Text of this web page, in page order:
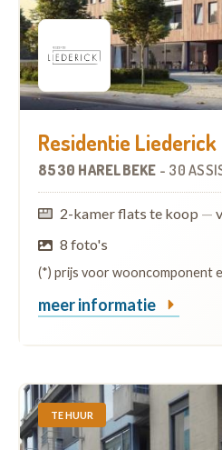
Residentie Liederick
8530 HARELBEKE - 30
2-kamer flats te koop —
8 foto's
(*) prijs voor wooncomponent
meer informatie
TE HUUR